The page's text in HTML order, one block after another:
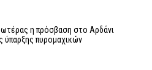
η πρόσβαση στο Αρδάνι
ύπαρξης πυρομαχικών